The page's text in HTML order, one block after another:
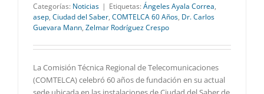
Categorías: Noticias | Etiquetas: Ángeles Ayala Correa,
asep, Ciudad del Saber, COMTELCA 60 Años, Dr. Carlos
Guevara Mann, Zelmar Rodríguez Crespo
La Comisión Técnica Regional de Telecomunicaciones
(COMTELCA) celebró 60 años de fundación en su actual